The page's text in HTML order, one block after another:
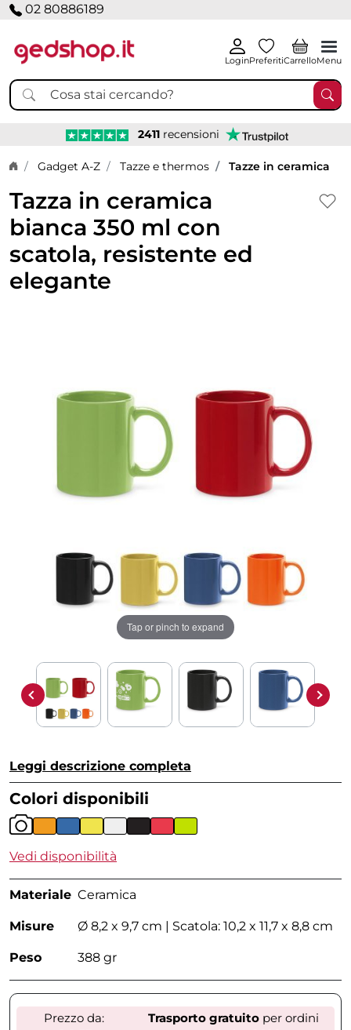
02 80886189
LoginPreferitiCarrelloMenu
2411 recensioni
Home page
Gadget A-Z Tazze e thermos Tazze in ceramica
Tazza in ceramica
bianca 350 ml con
scatola, resistente ed
elegante
Tap or pinch to expand
Leggi descrizione completa
Colori disponibili
Vedi disponibilità
Materiale Ceramica
Misure Ø 8,2 x 9,7 cm | Scatola: 10,2 x 11,7 x 8,8 cm
Peso 388 gr
Prezzo da:
Trasporto gratuitoper ordini